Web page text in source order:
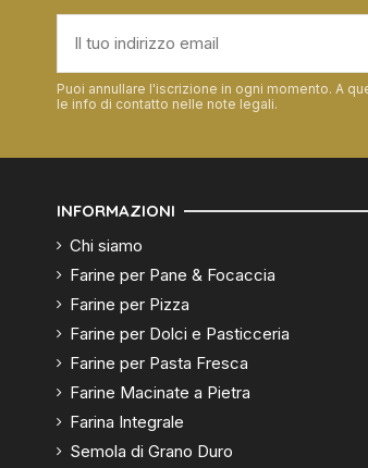
Puoi annullare l'iscrizione in ogni momento. A
le info di contatto nelle note legali.
INFORMAZIONI
Chi siamo
Farine per Pane & Focaccia
Farine per Pizza
Farine per Dolci e Pasticceria
Farine per Pasta Fresca
Farine Macinate a Pietra
Farina Integrale
Semola di Grano Duro